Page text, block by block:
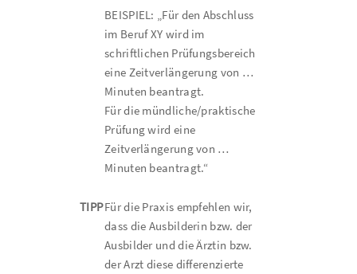
BEISPIEL: „Für den Abschluss
im Beruf XY wird im
schriftlichen Prüfungsbereich
eine Zeitverlängerung von …
Minuten beantragt.
Für die mündliche/praktische
Prüfung wird eine
Zeitverlängerung von …
Minuten beantragt.“
TIPPFür die Praxis empfehlen wir,
dass die Ausbilderin bzw. der
Ausbilder und die Ärztin bzw.
der Arzt diese differenzierte